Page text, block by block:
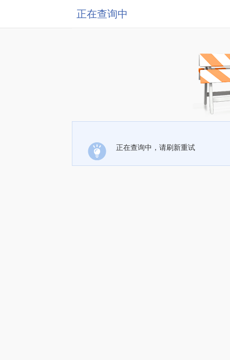
正在查询中
正在查询中，请刷新重试